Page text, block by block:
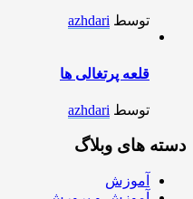
توسط azhdari
قلعه پرتغالی ها
توسط azhdari
دسته های وبلاگ
آموزش